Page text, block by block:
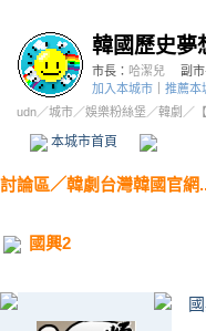
韓國歷史夢
市長： 哈潔兒 副市
加入本城市
推薦本
udn／城市／娛樂粉絲堡 ／韓劇 ／
本城市首頁
討論區／韓劇台灣韓國官網
國興2